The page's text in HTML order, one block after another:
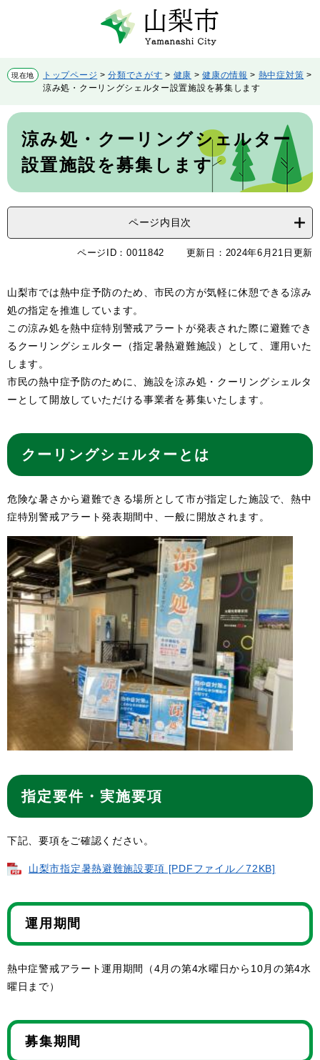
先
頭
す。
を
飛
て
現在地 トップページ >分類でさがす > 健康 >健康の情報 > 熱中症対策 >
涼み処・クーリングシェルター設置施設を募集します
本
涼み処・クーリングシェルター
設置施設を募集します
ページ内目次
ページID：0011842 更新日：2024年6月21日更新
山梨市では熱中症予防のため、市民の方が気軽に休憩できる涼み
処の指定を推進しています。
この涼み処を熱中症特別警戒アラートが発表された際に避難でき
るクーリングシェルター（指定暑熱避難施設）として、運用いた
します。
市民の熱中症予防のために、施設を涼み処・クーリングシェルタ
ーとして開放していただける事業者を募集いたします。
クーリングシェルターとは
危険な暑さから避難できる場所として市が指定した施設で、熱中
症特別警戒アラート発表期間中、一般に開放されます。​
指定要件・実施要項
下記、要項をご確認ください。
山梨市指定暑熱避難施設要項 [PDFファイル／72KB]
運用期間
熱中症警戒アラート運用期間（4月の第4水曜日から10月の第4水
曜日まで）
募集期間